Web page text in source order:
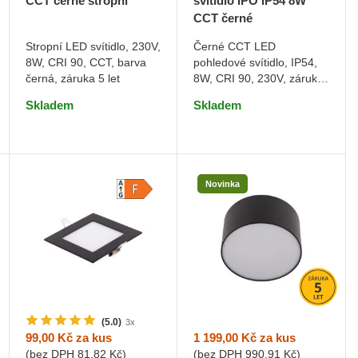
Stropní LED svítidlo, 230V,
8W, CRI 90, CCT, barva
černá, záruka 5 let
Skladem
DO KOŠÍKU
CCT černé
Černé CCT LED
pohledové svítidlo, IP54,
8W, CRI 90, 230V, záruka
Skladem
DO KOŠÍKU
(5.0) 3x
99,00 Kčza kus
(bez DPH 81,82 Kč)
Novinka
1 199,00 Kč za kus
(bez DPH990,91 Kč)